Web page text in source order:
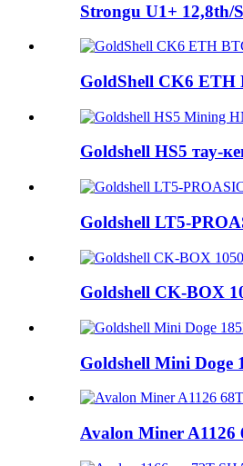
Strongu U1+ 12,8th/
GoldShell CK6 ETH
Goldshell HS5 тау-
Goldshell LT5-
Goldshell CK-BOX
Goldshell Mini
Avalon Miner A1126